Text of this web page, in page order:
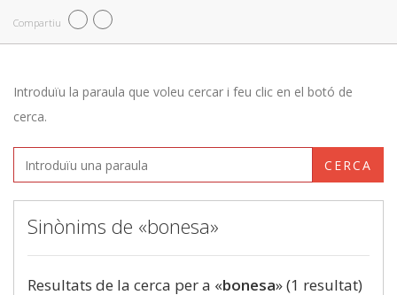
Compartiu
Introduïu la paraula que voleu cercar i feu clic en el botó de
cerca.
CERCA
Sinònims de «bonesa»
Resultats de la cerca per a «bonesa» (1 resultat)